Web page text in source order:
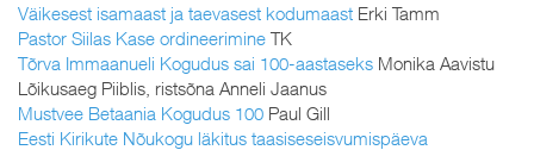
Väikesest isamaast ja taevasest kodumaast Erki Tamm
Pastor Siilas Kase ordineerimine TK
Tõrva Immaanueli Kogudus sai 100-aastaseks Monika Aavistu
Lõikusaeg Piiblis, ristsõna Anneli Jaanus
Mustvee Betaania Kogudus 100 Paul Gill
Eesti Kirikute Nõukogu läkitus taasiseseisvumispäeva